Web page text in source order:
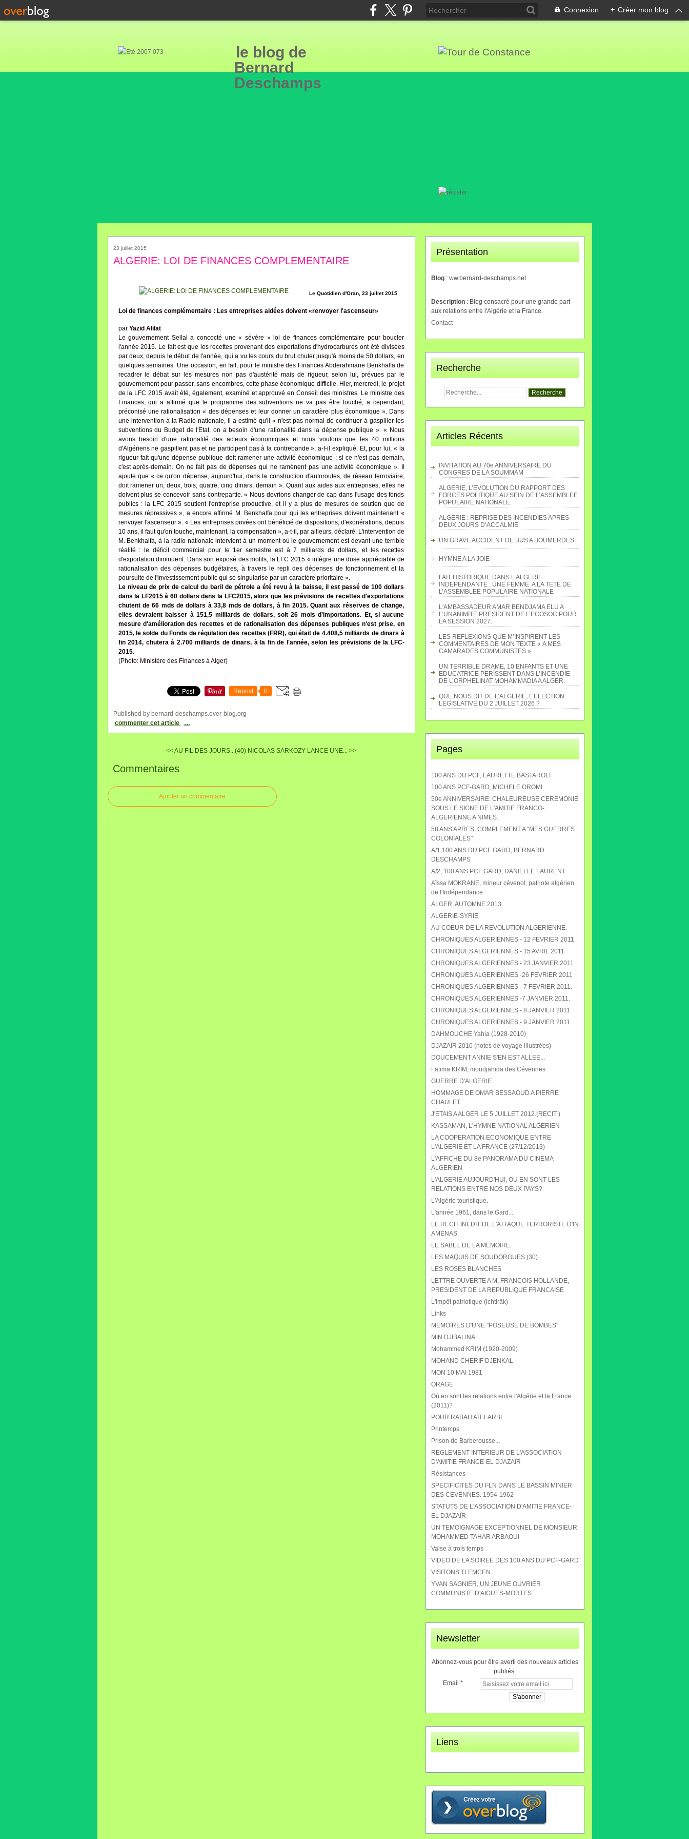
Connexion + Créer mon blog
le blog de
Bernard
Deschamps
23 juillet 2015
ALGERIE: LOI DE FINANCES COMPLEMENTAIRE
Le Quotidien d'Oran, 23 juillet 2015
Loi de finances complémentaire : Les entreprises aidées doivent «renvoyer l'ascenseur»
par Yazid Alilat
Le gouvernement Sellal a concocté une « sévère » loi de finances complémentaire pour boucler
l'année 2015. Le fait est que les recettes provenant des exportations d'hydrocarbures ont été divisées
par deux, depuis le début de l'année, qui a vu les cours du brut chuter jusqu'à moins de 50 dollars, en
quelques semaines. Une occasion, en fait, pour le ministre des Finances Abderahmane Benkhalfa de
recadrer le débat sur les mesures non pas d'austérité mais de rigueur, selon lui, prévues par le
gouvernement pour passer, sans encombres, cette phase économique difficile. Hier, mercredi, le projet
de la LFC 2015 avait été, également, examiné et approuvé en Conseil des ministres. Le ministre des
Finances, qui a affirmé que le programme des subventions ne va pas être touché, a cependant,
préconisé une rationalisation « des dépenses et leur donner un caractère plus économique ». Dans
une intervention à la Radio nationale, il a estimé qu'il « n'est pas normal de continuer à gaspiller les
subventions du Budget de l'Etat, on a besoin d'une rationalité dans la dépense publique ». « Nous
avons besoin d'une rationalité des acteurs économiques et nous voulons que les 40 millions
d'Algériens ne gaspillent pas et ne participent pas à la contrebande », a-t-il expliqué. Et, pour lui, « la
rigueur fait qu'une dépense publique doit ramener une activité économique ; si ce n'est pas demain,
c'est après-demain. On ne fait pas de dépenses qui ne ramènent pas une activité économique ». Il
ajoute que « ce qu'on dépense, aujourd'hui, dans la construction d'autoroutes, de réseau ferroviaire,
doit ramener un, deux, trois, quatre, cinq dinars, demain ». Quant aux aides aux entreprises, elles ne
doivent plus se concevoir sans contrepartie. « Nous devrions changer de cap dans l'usage des fonds
publics : la LFC 2015 soutient l'entreprise productive, et il y a plus de mesures de soutien que de
mesures répressives », a encore affirmé M. Benkhalfa pour qui les entreprises doivent maintenant «
renvoyer l'ascenseur ». « Les entreprises privées ont bénéficié de dispositions, d'exonérations, depuis
10 ans, il faut qu'on touche, maintenant, la compensation », a-t-il, par ailleurs, déclaré. L'intervention de
M. Benkhalfa, à la radio nationale intervient à un moment où le gouvernement est devant une terrible
réalité : le déficit commercial pour le 1er semestre est à 7 milliards de dollars, et les recettes
d'exportation diminuent. Dans son exposé des motifs, la LFC 2015 « intègre une dose appréciable de
rationalisation des dépenses budgétaires, à travers le repli des dépenses de fonctionnement et la
poursuite de l'investissement public qui se singularise par un caractère prioritaire ».
Le niveau de prix de calcul du baril de pétrole a été revu à la baisse, il est passé de 100 dollars
dans la LF2015 à 60 dollars dans la LFC2015, alors que les prévisions de recettes d'exportations
chutent de 66 mds de dollars à 33,8 mds de dollars, à fin 2015. Quant aux réserves de change,
elles devraient baisser à 151,5 milliards de dollars, soit 26 mois d'importations. Et, si aucune
mesure d'amélioration des recettes et de rationalisation des dépenses publiques n'est prise, en
2015, le solde du Fonds de régulation des recettes (FRR), qui était de 4.408,5 milliards de dinars à
fin 2014, chutera à 2.700 milliards de dinars, à la fin de l'année, selon les prévisions de la LFC-
2015.
(Photo: Ministère des Finances à Alger)
Repost 0
Published by bernard-deschamps.over-blog.org
commenter cet article
…
<< AU FIL DES JOURS...(40) NICOLAS SARKOZY LANCE UNE... >>
Commentaires
Ajouter un commentaire
Présentation
Blog : ww.bernard-deschamps.net
Description : Blog consacré pour une grande part
aux relations entre l'Algérie et la France.
Contact
Recherche
Articles Récents
INVITATION AU 70e ANNIVERSAIRE DU
CONGRES DE LA SOUMMAM
ALGERIE, L’EVOLUTION DU RAPPORT DES
FORCES POLITIQUE AU SEIN DE L’ASSEMBLEE
POPULAIRE NATIONALE.
ALGERIE : REPRISE DES INCENDIES APRES
DEUX JOURS D’ACCALMIE
UN GRAVE ACCIDENT DE BUS A BOUMERDES
HYMNE A LA JOIE
FAIT HISTORIQUE DANS L’ALGERIE
INDEPENDANTE : UNE FEMME A LA TETE DE
L’ASSEMBLEE POPULAIRE NATIONALE
L'AMBASSADEUR AMAR BENDJAMA ELU A
L’UNANIMITE PRESIDENT DE L’ECOSOC POUR
LA SESSION 2027.
LES REFLEXIONS QUE M’INSPIRENT LES
COMMENTAIRES DE MON TEXTE « A MES
CAMARADES COMMUNISTES »
UN TERRIBLE DRAME, 10 ENFANTS ET UNE
EDUCATRICE PERISSENT DANS L’INCENDIE
DE L’ORPHELINAT MOHAMMADIA A ALGER.
QUE NOUS DIT DE L’ALGERIE, L’ELECTION
LEGISLATIVE DU 2 JUILLET 2026 ?
Pages
100 ANS DU PCF, LAURETTE BASTAROLI
100 ANS PCF-GARD, MICHELE OROMI
50e ANNIVERSAIRE: CHALEUREUSE CEREMONIE
SOUS LE SIGNE DE L'AMITIE FRANCO-
ALGERIENNE A NIMES.
58 ANS APRES, COMPLEMENT A "MES GUERRES
COLONIALES"
A/1,100 ANS DU PCF GARD, BERNARD
DESCHAMPS
A/2, 100 ANS PCF GARD, DANIELLE LAURENT
Aïssa MOKRANE, mineur cévenol, patriote algérien
de l'Indépendance
ALGER, AUTOMNE 2013
ALGERIE-SYRIE
AU COEUR DE LA REVOLUTION ALGERIENNE.
CHRONIQUES ALGERIENNES - 12 FEVRIER 2011
CHRONIQUES ALGERIENNES - 15 AVRIL 2011
CHRONIQUES ALGERIENNES - 23 JANVIER 2011
CHRONIQUES ALGERIENNES -26 FEVRIER 2011
CHRONIQUES ALGERIENNES - 7 FEVRIER 2011.
CHRONIQUES ALGERIENNES -7 JANVIER 2011.
CHRONIQUES ALGERIENNES - 8 JANVIER 2011
CHRONIQUES ALGERIENNES - 9 JANVIER 2011
DAHMOUCHE Yahia (1928-2010)
DJAZAÏR 2010 (notes de voyage illustrées)
DOUCEMENT ANNIE S'EN EST ALLEE...
Fatima KRIM, moudjahida des Cévennes
GUERRE D'ALGERIE
HOMMAGE DE OMAR BESSAOUD A PIERRE
CHAULET.
J'ETAIS A ALGER LE 5 JUILLET 2012.(RECIT )
KASSAMAN, L'HYMNE NATIONAL ALGERIEN
LA COOPERATION ECONOMIQUE ENTRE
L'ALGERIE ET LA FRANCE (27/12/2013)
L'AFFICHE DU 8e PANORAMA DU CINEMA
ALGERIEN
L'ALGERIE AUJOURD'HUI, OU EN SONT LES
RELATIONS ENTRE NOS DEUX PAYS?
L'Algérie touristique.
L'année 1961, dans le Gard...
LE RECIT INEDIT DE L'ATTAQUE TERRORISTE D'IN
AMENAS.
LE SABLE DE LA MEMOIRE
LES MAQUIS DE SOUDORGUES (30)
LES ROSES BLANCHES
LETTRE OUVERTE A M. FRANCOIS HOLLANDE,
PRESIDENT DE LA REPUBLIQUE FRANCAISE
L'impôt patriotique (ichtirâk)
Links
MEMOIRES D'UNE "POSEUSE DE BOMBES"
MIN DJIBALINA
Mohammed KRIM (1920-2009)
MOHAND CHERIF DJENKAL
MON 10 MAI 1981
ORAGE
Où en sont les relations entre l'Algérie et la France
(2011)?
POUR RABAH AÏT LARBI
Printemps
Prison de Barberousse...
REGLEMENT INTERIEUR DE L'ASSOCIATION
D'AMITIE FRANCE-EL DJAZAÏR
Résistances
SPECIFICITES DU FLN DANS LE BASSIN MINIER
DES CEVENNES. 1954-1962
STATUTS DE L'ASSOCIATION D'AMITIE FRANCE-
EL DJAZAÏR
UN TEMOIGNAGE EXCEPTIONNEL DE MONSIEUR
MOHAMMED TAHAR ARBAOUI
Valse à trois temps
VIDEO DE LA SOIREE DES 100 ANS DU PCF-GARD
VISITONS TLEMCEN
YVAN SAGNIER, UN JEUNE OUVRIER
COMMUNISTE D'AIGUES-MORTES
Newsletter
Abonnez-vous pour être averti des nouveaux articles
publiés.
Email
Liens